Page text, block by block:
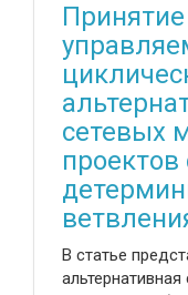
сетевых
проектов
В статье